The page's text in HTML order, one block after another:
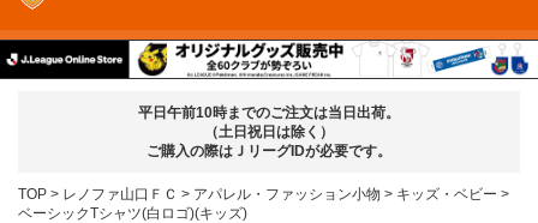
平日午前10時までのご注文は当日出荷。
（土日祝日は除く）
ご購入の際はＪリーグIDが必要です。
TOP レノファ山口ＦＣ アパレル・ファッション小物
キッズ・ベビー
ベーシックTシャツ(白ロゴ)(キッズ)